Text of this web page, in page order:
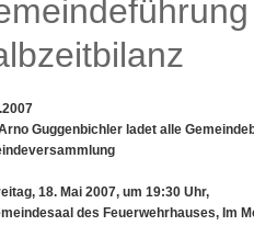
Guggenbichler ladet alle
18. Mai 2007, um 19:30 Uhr,
des Feuerwehrhauses, Im